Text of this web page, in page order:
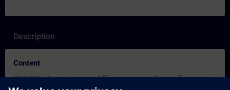
Description
Content
SITRAIN – Egenskaper og diff erensiering av læringsformatene